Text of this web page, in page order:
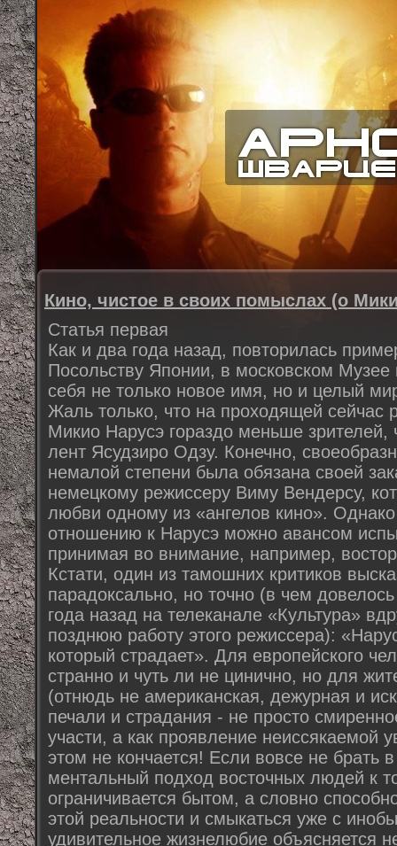
Кино, чистое в своих помыслах (о
Статья первая
Как и два года назад, повторилась
Посольству Японии, в московском
себя не только новое имя, но и целый
Жаль только, что на проходящей сейчас
Микио Нарусэ гораздо меньше зрителей,
лент Ясудзиро Одзу. Конечно,
немалой степени была обязана своей
немецкому режиссеру Виму Вендерсу,
любви одному из «ангелов кино».
отношению к Нарусэ можно авансом
принимая во внимание, например,
Кстати, один из тамошних критиков
парадоксально, но точно (в чем
года назад на телеканале «Культура»
позднюю работу этого режиссера):
который страдает». Для европейского
странно и чуть ли не цинично, но для
(отнюдь не американская, дежурная и
печали и страдания - не просто
участи, а как проявление неиссякаемой
этом не кончается! Если вовсе не брать
ментальный подход восточных людей к
ограничивается бытом, а словно
этой реальности и смыкаться уже с
удивительное жизнелюбие объясняется